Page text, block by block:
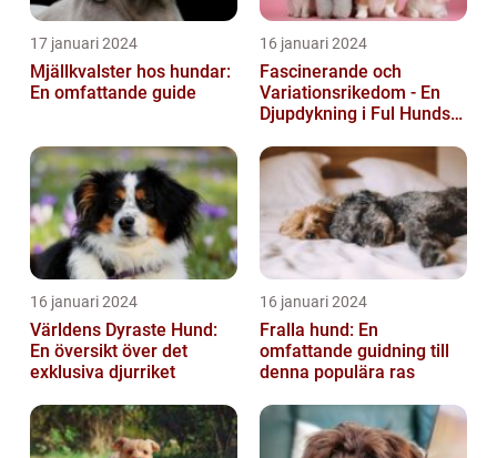
17 januari 2024
Mjällkvalster hos hundar:
En omfattande guide
16 januari 2024
Fascinerande och
Variationsrikedom - En
Djupdykning i Ful Hunds
16 januari 2024
Världens Dyraste Hund:
En översikt över det
exklusiva djurriket
16 januari 2024
Fralla hund: En
omfattande guidning till
denna populära ras